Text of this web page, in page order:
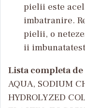
pielii este
imbatranire.
pielii, o
ii
Lista completa
AQUA, SODIUM
HYDROLYZED